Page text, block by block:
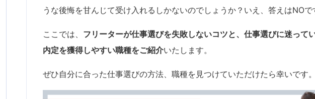
うな後悔を甘んじて受け入れるしかないのでしょうか？いえ、答えはNOで
ここでは、 フリーターが仕事選びを失敗しないコツと、仕事選びに迷って
内定を獲得しやすい職種をご紹介いたします。
ぜひ自分に合った仕事選びの方法、職種を見つけていただけたら幸いです